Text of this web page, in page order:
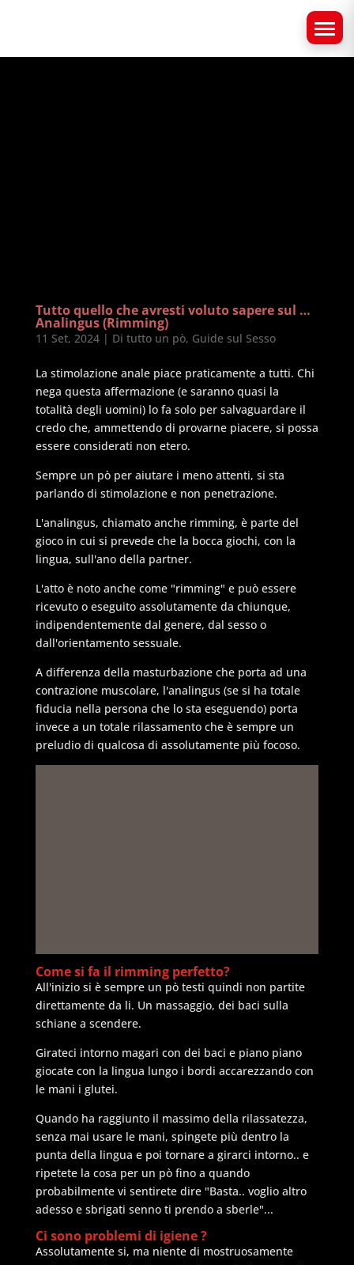
Tutto quello che avresti voluto sapere sul …
Analingus (Rimming)
11 Set, 2024| Di tutto un pò, Guide sul Sesso
La stimolazione anale piace praticamente a tutti. Chi
nega questa affermazione (e saranno quasi la
totalità degli uomini) lo fa solo per salvaguardare il
credo che, ammettendo di provarne piacere, si possa
essere considerati non etero.
Sempre un pò per aiutare i meno attenti, si sta
parlando di stimolazione e non penetrazione.
L'analingus, chiamato anche rimming, è parte del
gioco in cui si prevede che la bocca giochi, con la
lingua, sull'ano della partner.
L'atto è noto anche come "rimming" e può essere
ricevuto o eseguito assolutamente da chiunque,
indipendentemente dal genere, dal sesso o
dall'orientamento sessuale.
A differenza della masturbazione che porta ad una
contrazione muscolare, l'analingus (se si ha totale
fiducia nella persona che lo sta eseguendo) porta
invece a un totale rilassamento che è sempre un
preludio di qualcosa di assolutamente più focoso.
Come si fa il rimming perfetto?
All'inizio si è sempre un pò testi quindi non partite
direttamente da li. Un massaggio, dei baci sulla
schiane a scendere.
Girateci intorno magari con dei baci e piano piano
giocate con la lingua lungo i bordi accarezzando con
le mani i glutei.
Quando ha raggiunto il massimo della rilassatezza,
senza mai usare le mani, spingete più dentro la
punta della lingua e poi tornare a girarci intorno.. e
ripetete la cosa per un pò fino a quando
probabilmente vi sentirete dire "Basta.. voglio altro
adesso e sbrigati senno ti prendo a sberle"...
Ci sono problemi di igiene ?
Assolutamente si, ma niente di mostruosamente